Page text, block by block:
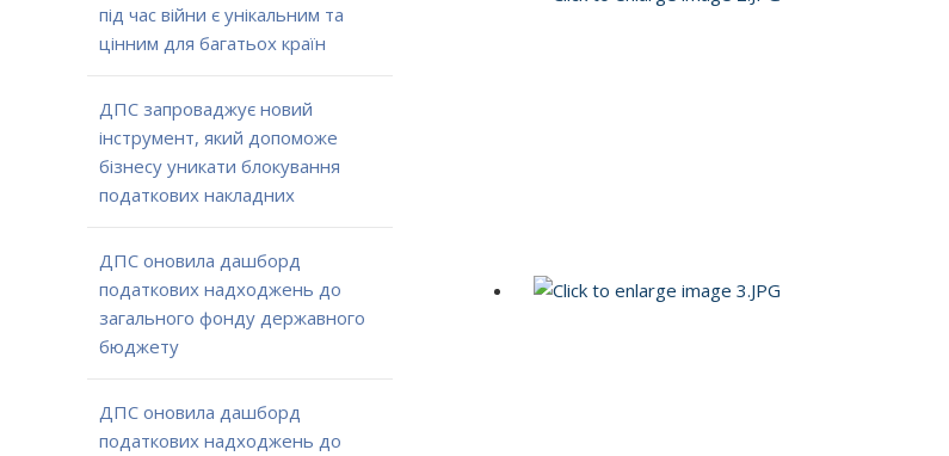
під час війни є унікальним та
цінним для багатьох країн
ДПС запроваджує новий
інструмент, який допоможе
бізнесу уникати блокування
податкових накладних
ДПС оновила дашборд
податкових надходжень до
загального фонду державного
бюджету
ДПС оновила дашборд
податкових надходжень до